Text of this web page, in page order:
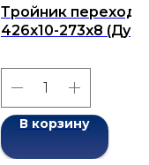
Тройник
426х10-273х8 (Ду
ГОСТ 17376-2001
В корзину